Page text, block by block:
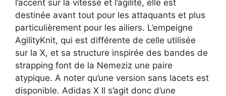
l’accent sur la vitesse et l’agilité, elle est
destinée avant tout pour les attaquants et plus
particulièrement pour les ailiers. L’empeigne
AgilityKnit, qui est différente de celle utilisée
sur la X, et sa structure inspirée des bandes de
strapping font de la Nemeziz une paire
atypique. A noter qu’une version sans lacets est
disponible. Adidas X Il s’agit donc d’une